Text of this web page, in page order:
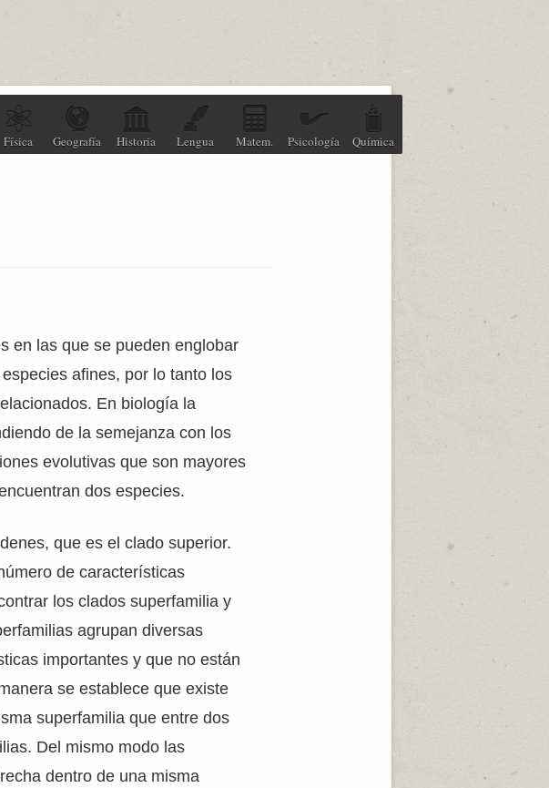
Física Geografía Historia Lengua Matem. Psicología Química
en las que se pueden englobar
afines, por lo tanto los
En biología la
de la semejanza con los
evolutivas que son mayores
dos especies.
que es el clado superior.
de características
los clados superfamilia y
agrupan diversas
importantes y que no están
se establece que existe
superfamilia que entre dos
Del mismo modo las
dentro de una misma